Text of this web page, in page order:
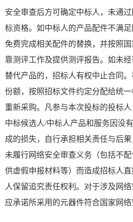
安全审查后方可确定中标人，未通
标资格。如中标人的产品配件不满
免费完成相关配件的替换，并按照
靠测评工作及提供测评报告。如未
替代产品的，招标人有权中止合同
份额，按照招标文件约定分配给统
重新采购。凡参与本次投标的投标人
中标候选人/中标人产品和服务因没
成的损失，自行承担相关责任与后
未履行网络安全审查义务（包括不
供虚假申报材料等）而造成招标人
人保留追究责任权利。对于涉及网
应承诺所采用的元器件符合国家网络